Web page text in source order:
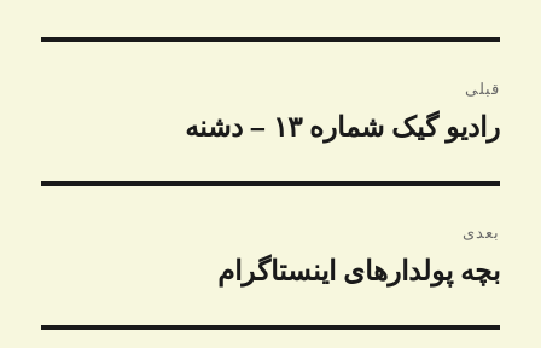
نوشته
قبلی
نوشته
رادیو گیک شماره ۱۳ – دشنه
بعدی
نوشته
بچه پولدارهای اینستاگرام